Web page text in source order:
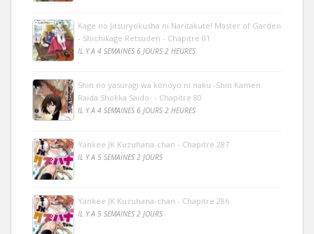
Kage no Jitsuryokusha ni Naritakute! Master of Garden
- Shichikage Retsuden - Chapitre 01
IL Y A 4 SEMAINES 6 JOURS 2 HEURES
Shin no yasuragi wa konoyo ni naku -Shin Kamen
Raida Shokka Saido- - Chapitre 80
IL Y A 4 SEMAINES 6 JOURS 2 HEURES
Yankee JK Kuzuhana-chan - Chapitre 287
IL Y A 5 SEMAINES 2 JOURS
Yankee JK Kuzuhana-chan - Chapitre 286
IL Y A 5 SEMAINES 2 JOURS